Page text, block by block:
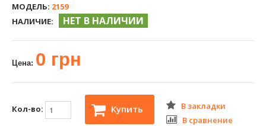
МОДЕЛЬ: 2159
НАЛИЧИЕ:
НЕТ В НАЛИЧИИ
Цена: 0 грн
Кол-во: Купить
В закладки
В сравнение